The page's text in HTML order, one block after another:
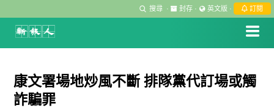
搜尋 · 封存 · 英文版 · 訂閱
康文署場地炒風不斷 排隊黨代訂場或觸
詐騙罪